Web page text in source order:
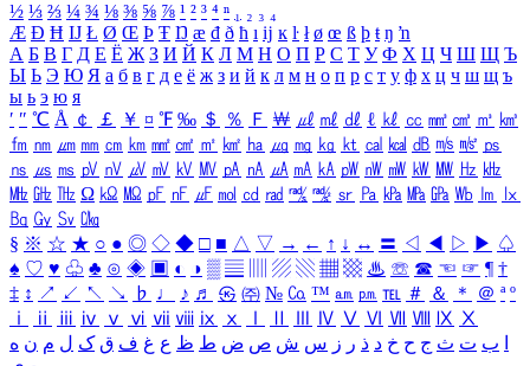
½ ⅓ ⅔ ¼ ¾ ⅛ ⅜ ⅝ ⅞ ¹ ² ³ ⁴ ⁿ ₁ ₂ ₃ ₄
Æ Ð Ħ Ĳ Ł Ø Œ Þ Ŧ Ŋ æ đ ð ħ ı ĳ ĸ ŀ ł ø œ ß þ ŧ ŋ ŉ
А Б В Г Д Е Ё Ж З И Й К Л М Н О П Р С Т У Ф Х Ц Ч Ш Щ Ъ
Ы Ь Э Ю Я а б в г д е ё ж з и й к л м н о п р с т у ф х ц ч ш щ ъ
ы ь э ю я
′ ″ ℃ Å ￠ ￡ ￥ ¤ ℉ ‰ ＄ ％ Ｆ ￦ ㎕ ㎖ ㎗ ℓ ㎘ ㏄ ㎣ ㎤ ㎥ ㎦
㎙ ㎚ ㎛ ㎜ ㎝ ㎞ ㎟ ㎠ ㎡ ㎢ ㏊ ㎍ ㎎ ㎏ ㏏ ㎈ ㎉ ㏈ ㎧ ㎨ ㎰
㎱ ㎲ ㎳ ㎴ ㎵ ㎶ ㎷ ㎸ ㎹ ㎀ ㎁ ㎂ ㎃ ㎄ ㎺ ㎻ ㎽ ㎾ ㎿ ㎐ ㎑
㎒ ㎓ ㎔ Ω ㏀ ㏁ ㎊ ㎋ ㎌ ㏖ ㏅ ㎭ ㎮ ㎯ ㏛ ㎩ ㎪ ㎫ ㎬ ㏝ ㏐
㏓
㏃ ㏉ ㏜ ㏆
§ ※ ☆ ★ ○ ● ◎ ◇ ◆ □ ■ △ ▽ → ← ↑ ↓ ↔ 〓 ◁ ◀ ▷ ▶ ♤
♠ ♡ ♥ ♧ ♣ ⊙ ◈ ▣ ◐ ◑ ▒ ▤ ▨ ▧ ▦ ▩ ♨ ☏ ☎ ☜ ☞ ¶ †
‡ ↕ ↗ ↙ ↖ ↘ ♭ ♩ ♪ ♬ ㉿ ㈜ № ㏇ ™ ㏂ ㏘ ℡ ＃ ＆ ＊ ＠ ª º
ⅰ
ⅱ ⅲ ⅳ ⅴ ⅵ ⅶ ⅷ ⅸ ⅹ Ⅳ Ⅴ Ⅵ Ⅶ Ⅷ Ⅸ Ⅹ
ب ت ث ج ح خ د ذ ر ز س ش ص ض ط ظ ع غ ف ق ک ل م ن ه